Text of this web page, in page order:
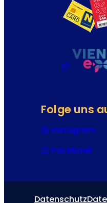
Folge uns
Instagram
Facebook
Datenschutz